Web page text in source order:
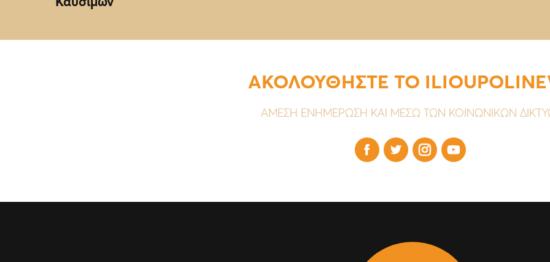
ΑΚΟΛΟΥΘΗΣΤΕ ΤΟ
ΑΜΕΣΗ ΕΝΗΜΕΡΩΣΗ ΚΑΙ ΜΕΣΩ ΤΩΝ ΚΟΙΝΩΝΙΚΩΝ
   